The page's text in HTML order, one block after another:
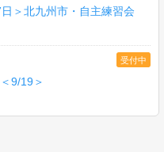
＞北九州市・自主練習会
9/19＞
受付中